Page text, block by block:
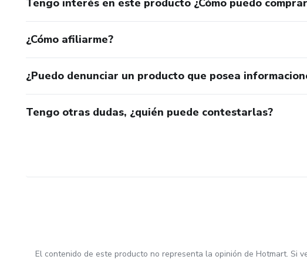
Tengo interés en este producto ¿Cómo puedo
¿Cómo afiliarme?
¿Puedo denunciar un producto que posea
Tengo otras dudas, ¿quién puede contestarlas?
El contenido de este producto no representa la opinión de Hotmart. Si